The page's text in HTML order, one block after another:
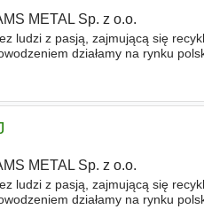
METAL Sp. z o.o.
ludzi z pasją, zajmującą się
działamy na rynku
METAL Sp. z o.o.
ludzi z pasją, zajmującą się
działamy na rynku